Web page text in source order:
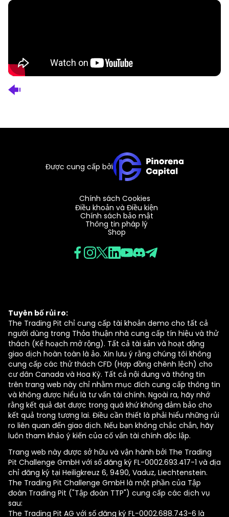
Được cung cấp bởi
Chính sách Cookies
Điều khoản và Điều kiện
Chính sách bảo mật
Thông tin pháp lý
Shop
Tuyên bố rủi ro:
The Trading Pit chỉ cung cấp tài khoản demo cho tất cả
người dùng trong Thỏa thuận nhà cung cấp tín hiệu và thử
thách (Kế hoạch mở rộng). Tất cả tài sản và hoạt động
giao dịch hoàn toàn là ảo. Xin lưu ý rằng chúng tôi không
cung cấp các thử thách CFD (Hợp đồng chênh lệch) cho
cư dân Canada và Hoa Kỳ. Tất cả nội dung và thông tin
trên trang web này chỉ nhằm mục đích cung cấp thông tin
và không được hiểu là tư vấn tài chính. Ngoài ra, hãy nhớ
rằng kết quả đạt được trong quá khứ không đảm bảo cho
kết quả trong tương lai. Điều cần thiết là phải hiểu những rủi
ro liên quan đến giao dịch. Nếu bạn không chắc chắn, hãy
luôn tham khảo ý kiến của cố vấn tài chính độc lập.
Trang web này được sở hữu và vận hành bởi The Trading
Pit Challenge GmbH với số đăng ký FL-0002.693.417-1 và địa
chỉ đăng ký tại Heiligkreuz 6, 9490, Vaduz, Liechtenstein.
The Trading Pit Challenge GmbH là một phần của Tập
đoàn Trading Pit ("Tập đoàn TTP") cung cấp các dịch vụ
sau:
The Trading Pit AG với số đăng ký FL-0002.688.743-6 là